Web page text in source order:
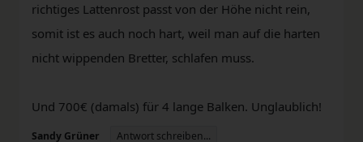
richtiges Lattenrost passt von der Höhe nicht rein,
somit ist es auch noch hart, weil man auf die harten
nicht wippenden Bretter, schlafen muss.
Und 700€ (damals) für 4 lange Balken. Unglaublich!
Sandy Grüner Antwort schreiben...